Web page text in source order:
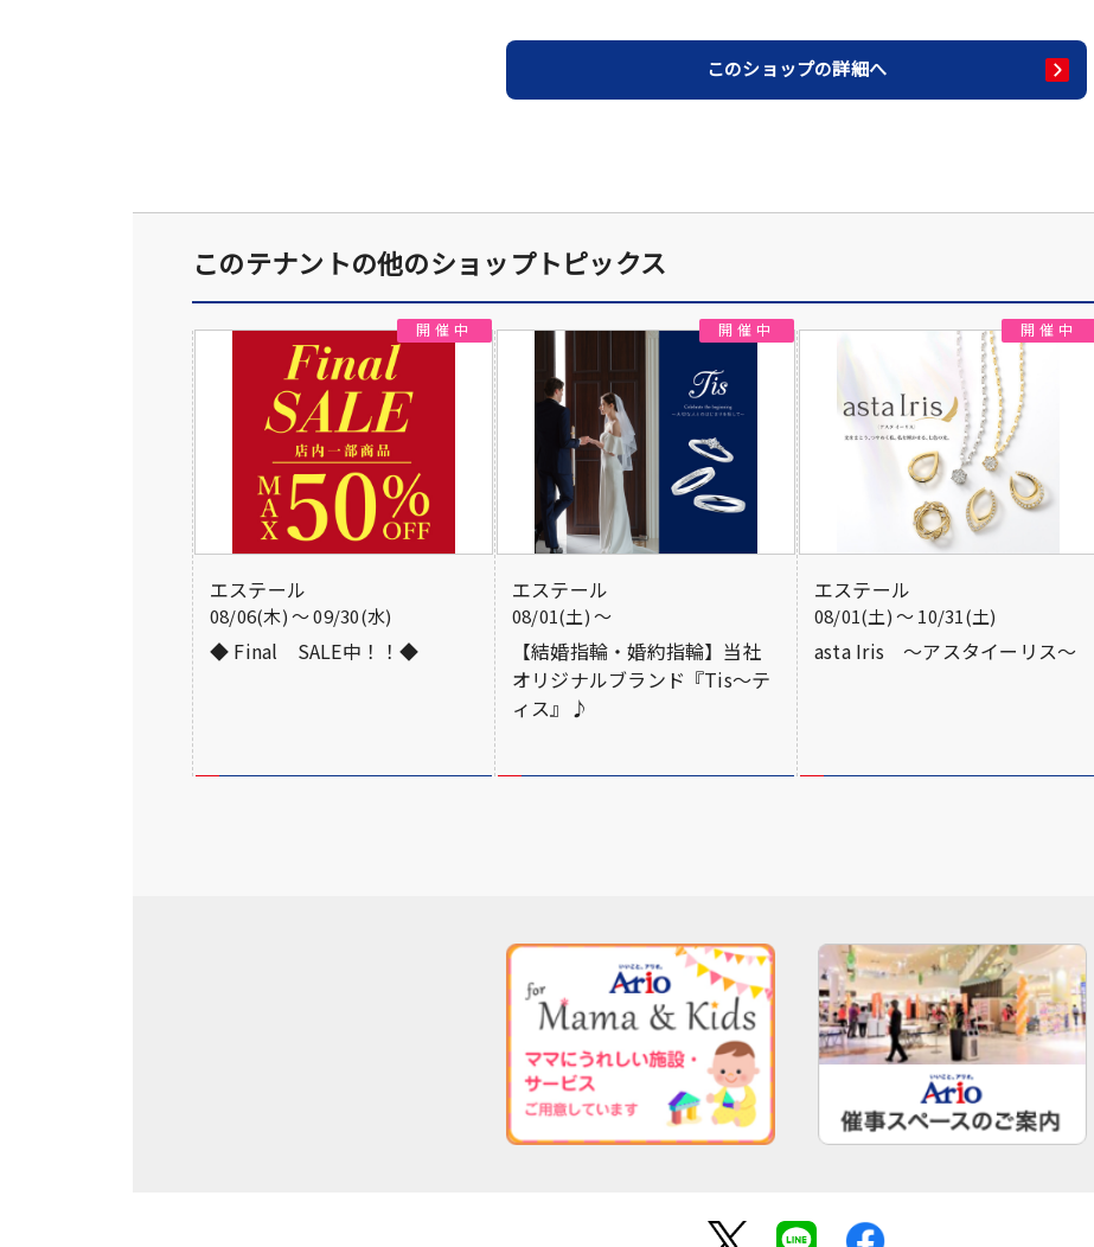
このショップの詳細へ
このテナントの他のショップトピックス
エステール
08/06(木) 〜 09/30(水)
◆ Final SALE中！！◆
エステール
08/01(土) 〜
【結婚指輪・婚約指輪】当社
オリジナルブランド『Tis～テ
ィス』♪
エステール
08/01(土) 〜 10/31(土)
asta Iris ～アスタイーリス～